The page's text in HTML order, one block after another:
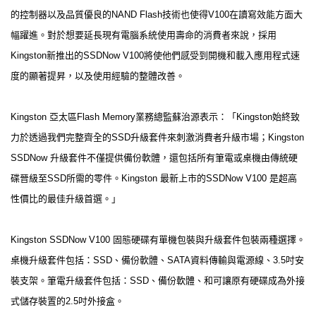
的控制器以及品質優良的NAND Flash技術也使得V100在讀寫效能方面大
幅躍進。對於想要延長現有電腦系統使用壽命的消費者來說，採用
Kingston新推出的SSDNow V100將使他們感受到開機和載入應用程式速
度的顯著提昇，以及使用經驗的整體改善。
Kingston 亞太區Flash Memory業務總監蘇治源表示：「Kingston始終致
力於透過我們完整齊全的SSD升級套件來刺激消費者升級市場；Kingston
SSDNow 升級套件不僅提供備份軟體，還包括所有筆電或桌機由傳統硬
碟晉級至SSD所需的零件。Kingston 最新上市的SSDNow V100 是超高
性價比的最佳升級首選。」
Kingston SSDNow V100 固態硬碟有單機包裝與升級套件包裝兩種選擇。
桌機升級套件包括：SSD、備份軟體、SATA資料傳輸與電源線、3.5吋安
裝支架。筆電升級套件包括：SSD、備份軟體、和可讓原有硬碟成為外接
式儲存裝置的2.5吋外接盒。